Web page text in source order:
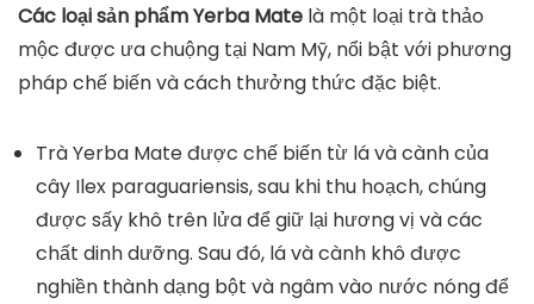
Các loại sản phẩm Yerba Mate là một loại trà thảo
mộc được ưa chuộng tại Nam Mỹ, nổi bật với phương
pháp chế biến và cách thưởng thức đặc biệt.
Trà Yerba Mate được chế biến từ lá và cành của
cây Ilex paraguariensis, sau khi thu hoạch, chúng
được sấy khô trên lửa để giữ lại hương vị và các
chất dinh dưỡng. Sau đó, lá và cành khô được
nghiền thành dạng bột và ngâm vào nước nóng để